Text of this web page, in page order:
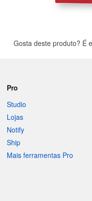
Gosta deste produto? É
Pro
Studio
Lojas
Notify
Ship
Mais ferramentas Pro